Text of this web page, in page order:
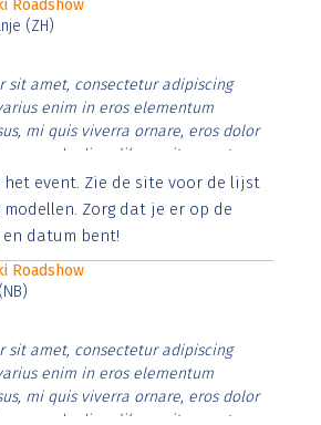
Roadshow
(ZH)
sit amet, consectetur adipiscing
enim in eros elementum
mi quis viverra ornare, eros dolor
diam libero vitae erat.
et justo cursus id rutrum lorem
sem vitae risus tristique posuere.
event. Zie de site voor de lijst
Zorg dat je er op de
datum bent!
Roadshow
sit amet, consectetur adipiscing
enim in eros elementum
mi quis viverra ornare, eros dolor
diam libero vitae erat.